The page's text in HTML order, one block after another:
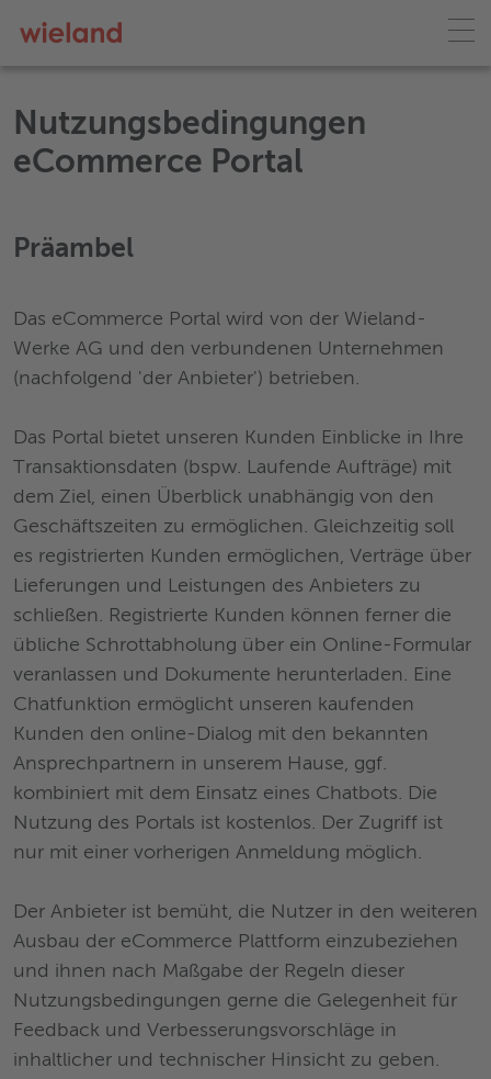
Nutzungsbedingungen
eCommerce Portal
Präambel
Das eCommerce Portal wird von der Wieland-
Werke AG und den verbundenen Unternehmen
(nachfolgend 'der Anbieter') betrieben.
Das Portal bietet unseren Kunden Einblicke in Ihre
Transaktionsdaten (bspw. Laufende Aufträge) mit
dem Ziel, einen Überblick unabhängig von den
Geschäftszeiten zu ermöglichen. Gleichzeitig soll
es registrierten Kunden ermöglichen, Verträge über
Lieferungen und Leistungen des Anbieters zu
schließen. Registrierte Kunden können ferner die
übliche Schrottabholung über ein Online-Formular
veranlassen und Dokumente herunterladen. Eine
Chatfunktion ermöglicht unseren kaufenden
Kunden den online-Dialog mit den bekannten
Ansprechpartnern in unserem Hause, ggf.
kombiniert mit dem Einsatz eines Chatbots. Die
Nutzung des Portals ist kostenlos. Der Zugriff ist
nur mit einer vorherigen Anmeldung möglich.
Der Anbieter ist bemüht, die Nutzer in den weiteren
Ausbau der eCommerce Plattform einzubeziehen
und ihnen nach Maßgabe der Regeln dieser
Nutzungsbedingungen gerne die Gelegenheit für
Feedback und Verbesserungsvorschläge in
inhaltlicher und technischer Hinsicht zu geben.